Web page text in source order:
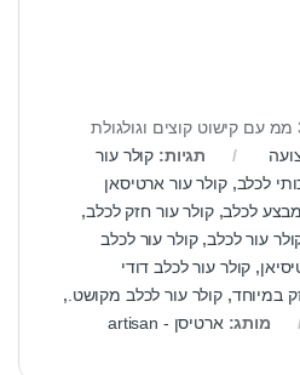
תגיות: קולר עור
לכלב,קולר עור ארטיסאן
לכלב,קולר עור חזק לכלב,
עור לכלב,קולר עור לכלב
, קולר עור לכלב דודי
במיוחד, קולר עור לכלב מקושט.,
מותג:ארטיסן - artisan